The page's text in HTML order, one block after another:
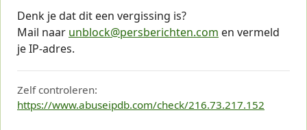
Denk je dat dit een vergissing is?
Mail naar unblock@persberichten.com en vermeld
je IP-adres.
Zelf controleren:
https://www.abuseipdb.com/check/216.73.217.152